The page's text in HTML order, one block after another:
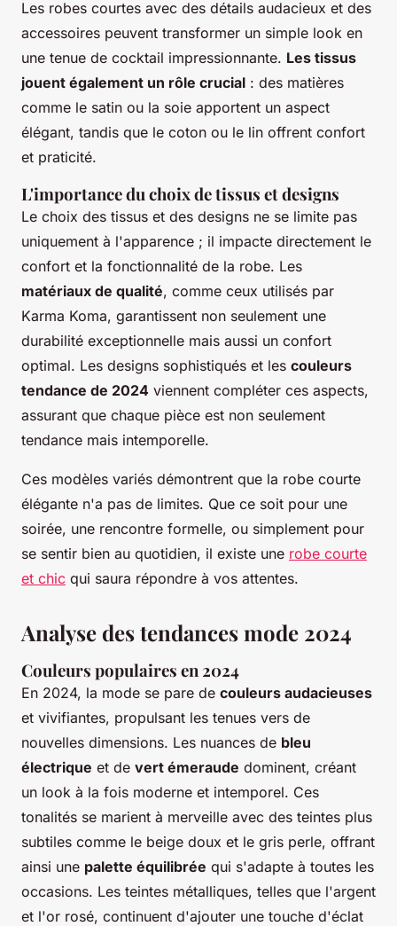
Les robes courtes avec des détails audacieux et des
accessoires peuvent transformer un simple look en
une tenue de cocktail impressionnante. Les tissus
jouent également un rôle crucial : des matières
comme le satin ou la soie apportent un aspect
élégant, tandis que le coton ou le lin offrent confort
et praticité.
L'importance du choix de tissus et designs
Le choix des tissus et des designs ne se limite pas
uniquement à l'apparence ; il impacte directement le
confort et la fonctionnalité de la robe. Les
matériaux de qualité, comme ceux utilisés par
Karma Koma, garantissent non seulement une
durabilité exceptionnelle mais aussi un confort
optimal. Les designs sophistiqués et les couleurs
tendance de 2024 viennent compléter ces aspects,
assurant que chaque pièce est non seulement
tendance mais intemporelle.
Ces modèles variés démontrent que la robe courte
élégante n'a pas de limites. Que ce soit pour une
soirée, une rencontre formelle, ou simplement pour
se sentir bien au quotidien, il existe une robe courte
et chic qui saura répondre à vos attentes.
Analyse des tendances mode 2024
Couleurs populaires en 2024
En 2024, la mode se pare de couleurs audacieuses
et vivifiantes, propulsant les tenues vers de
nouvelles dimensions. Les nuances de bleu
électrique et de vert émeraude dominent, créant
un look à la fois moderne et intemporel. Ces
tonalités se marient à merveille avec des teintes plus
subtiles comme le beige doux et le gris perle, offrant
ainsi une palette équilibrée qui s'adapte à toutes les
occasions. Les teintes métalliques, telles que l'argent
et l'or rosé, continuent d'ajouter une touche d'éclat